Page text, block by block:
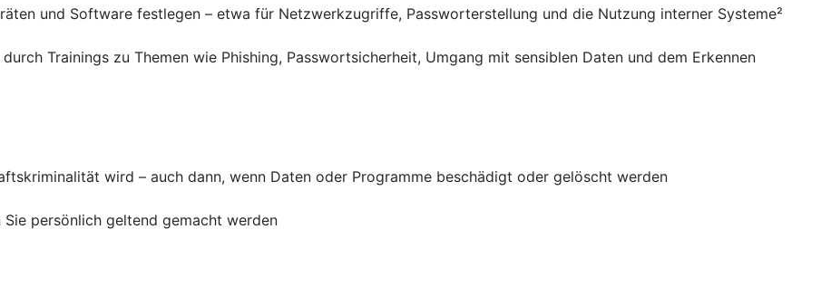
und Software festlegen – etwa für Netzwerkzugriffe, Passworterstellung und die Nutzung interner Systeme²
Trainings zu Themen wie Phishing, Passwortsicherheit, Umgang mit sensiblen Daten und dem Erkennen
wird – auch dann, wenn Daten oder Programme beschädigt oder gelöscht werden
persönlich geltend gemacht werden